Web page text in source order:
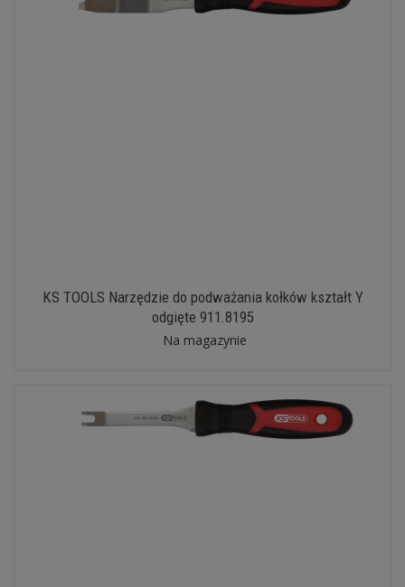
KS TOOLS Narzędzie do podważania kołków kształt Y
odgięte 911.8195
Na magazynie